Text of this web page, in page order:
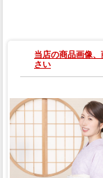
当店の商品画像
さい